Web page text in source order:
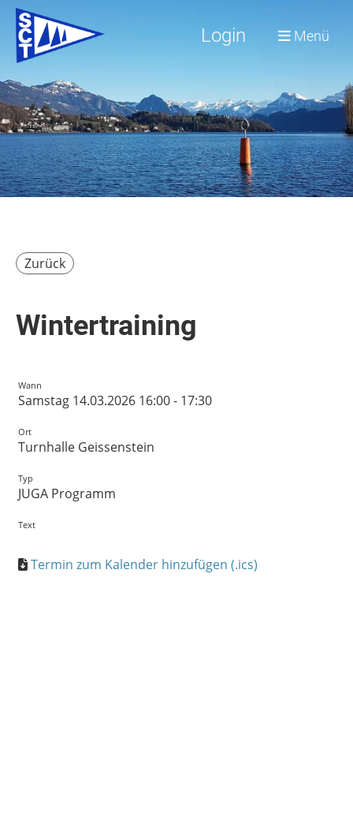
Login Menü
Zurück
Wintertraining
Wann
Samstag 14.03.2026 16:00 - 17:30
Ort
Turnhalle Geissenstein
Typ
JUGA Programm
Text
Termin zum Kalender hinzufügen (.ics)